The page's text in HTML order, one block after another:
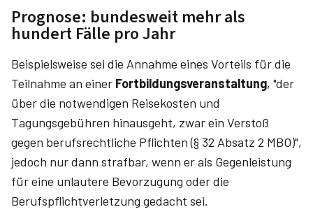
Prognose: bundesweit mehr als
hundert Fälle pro Jahr
Beispielsweise sei die Annahme eines Vorteils für die
Teilnahme an einer Fortbildungsveranstaltung, "der
über die notwendigen Reisekosten und
Tagungsgebühren hinausgeht, zwar ein Verstoß
gegen berufsrechtliche Pflichten (§ 32 Absatz 2 MBO)",
jedoch nur dann strafbar, wenn er als Gegenleistung
für eine unlautere Bevorzugung oder die
Berufspflichtverletzung gedacht sei.